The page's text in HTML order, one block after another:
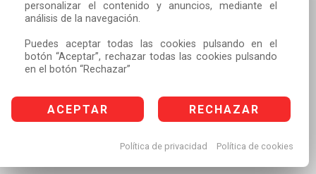
personalizar el contenido y anuncios, mediante el
análisis de la navegación.
Puedes aceptar todas las cookies pulsando en el
botón “Aceptar”, rechazar todas las cookies pulsando
en el botón “Rechazar”
ACEPTAR RECHAZAR
Política de privacidad Política de cookies